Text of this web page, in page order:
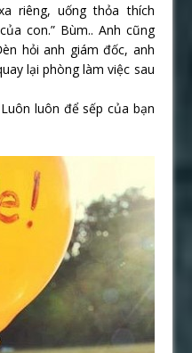
riêng, uống thỏa thích
con.” Bùm.. Anh cũng
hỏi anh giám đốc, anh
lại phòng làm việc sau
Luôn luôn để sếp của bạn